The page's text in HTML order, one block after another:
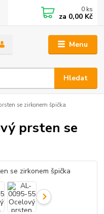
Menu
Hledat
0 ks
za 0,00 Kč
se zirkonem špička
prsten se